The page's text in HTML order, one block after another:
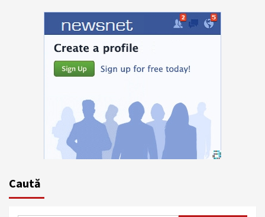
Caută